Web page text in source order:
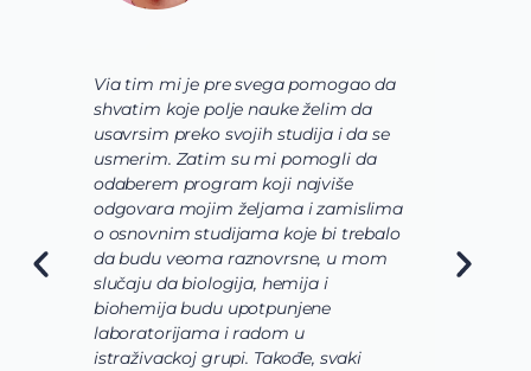
Via tim mi je pre svega pomogao da
shvatim koje polje nauke želim da
usavrsim preko svojih studija i da se
usmerim. Zatim su mi pomogli da
odaberem program koji najviše
odgovara mojim željama i zamislima
o osnovnim studijama koje bi trebalo
da budu veoma raznovrsne, u mom
slučaju da biologija, hemija i
biohemija budu upotpunjene
laboratorijama i radom u
istraživackoj grupi. Takođe, svaki